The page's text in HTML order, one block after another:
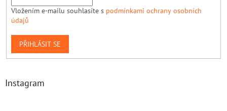
Vložením e-mailu souhlasíte s podmínkami ochrany osobních
údajů
PŘIHLÁSIT SE
Instagram